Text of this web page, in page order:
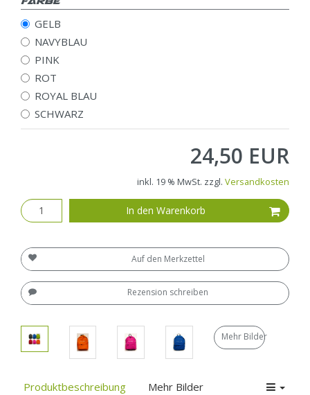
GELB
NAVYBLAU
PINK
ROT
ROYAL BLAU
SCHWARZ
24,50 EUR
inkl. 19 % MwSt. zzgl. Versandkosten
In den Warenkorb
Auf den Merkzettel
Rezension schreiben
Mehr Bilder
Produktbeschreibung Mehr Bilder